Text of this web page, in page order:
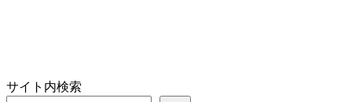
サイト内検索